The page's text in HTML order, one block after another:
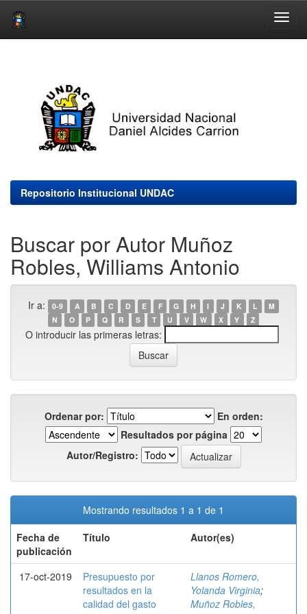
Repositorio Institucional UNDAC
Buscar por Autor Muñoz
Robles, Williams Antonio
Ir a: 0-9 A B C D E F G H I J K L
M
N
O P Q R S T U V W X Y Z
O introducir las primeras letras:
Ordenar por:
En orden:
Resultados por página
Autor/Registro:
Mostrando resultados 1 a 1 de 1
Fecha de
publicación
Título Autor(es)
17-oct-2019
Presupuesto por
resultados en la
calidad del gasto
Llanos Romero,
Yolanda Virginia;
Muñoz Robles,